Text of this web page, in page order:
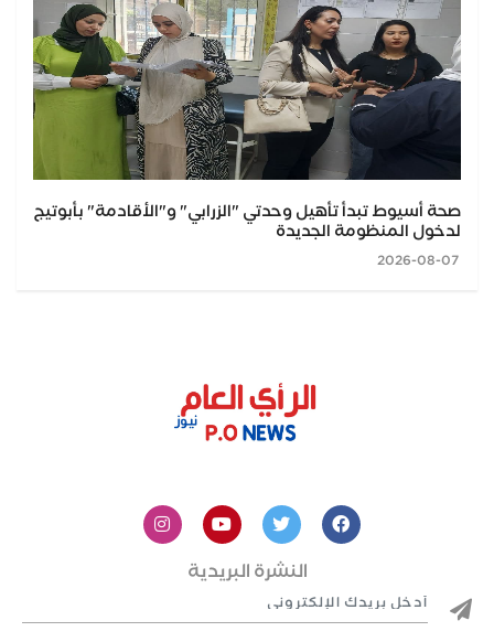
صحة أسيوط تبدأ تأهيل وحدتي "الزرابي" و"الأقادمة" بأبوتيج
لدخول المنظومة الجديدة
النشرة البريدية